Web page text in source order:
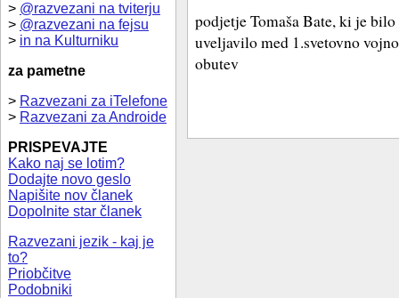
> @razvezani na tviterju
> @razvezani na fejsu
> in na Kulturniku
za pametne
> Razvezani za iTelefone
> Razvezani za Androide
PRISPEVAJTE
Kako naj se lotim?
Dodajte novo geslo
Napišite nov članek
Dopolnite star članek
Razvezani jezik - kaj je
to?
Priobčitve
Podobniki
podjetje Tomaša Bate, ki je
uveljavilo med 1.svetovno
obutev